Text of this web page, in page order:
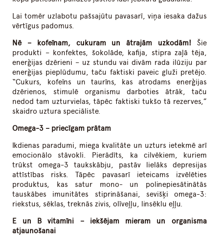
Lai tomēr uzlabotu pašsajūtu pavasarī, viņa iesaka dažus
vērtīgus padomus.
Nē – kofeīnam, cukuram un ātrajām uzkodām!Šie
produkti – konfektes, šokolāde, kafija, stipra zaļā tēja,
enerģijas dzērieni – uz stundu vai divām rada ilūziju par
enerģijas pieplūdumu, taču faktiski paveic gluži pretējo.
“Cukurs, kofeīns un taurīns, kas atrodams enerģijas
dzērienos, stimulē organismu darboties ātrāk, taču
nedod tam uzturvielas, tāpēc faktiski tukšo tā rezerves,”
skaidro uztura speciāliste.
Omega-3 – priecīgam prātam
Ikdienas paradumi, miega kvalitāte un uzturs ietekmē arī
emocionālo stāvokli. Pierādīts, ka cilvēkiem, kuriem
trūkst omega-3 taukskābju, pastāv lielāks depresijas
attīstības risks. Tāpēc pavasarī ieteicams izvēlēties
produktus, kas satur mono- un polinepiesātinātās
tauskābes imunitātes stiprināšanai, sevišķi omega-3:
riekstus, sēklas, treknās zivis, olīveļļu, linsēklu eļļu.
E un B vitamīni – iekšējam mieram un organisma
atjaunošanai